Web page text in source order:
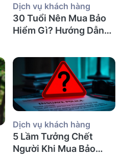
Dịch vụ khách hàng
30 Tuổi Nên Mua Bảo
Hiểm Gì? Hướng Dẫn
Dịch vụ khách hàng
5 Lầm Tưởng Chết
Người Khi Mua Bảo